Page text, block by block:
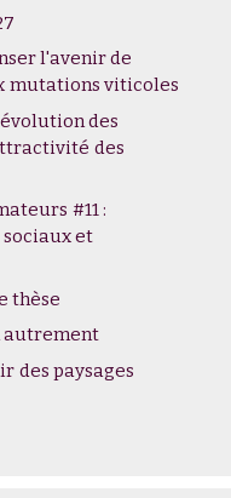
l'avenir de
mutations viticoles
des
des
#11 :
et
thèse
autrement
des paysages